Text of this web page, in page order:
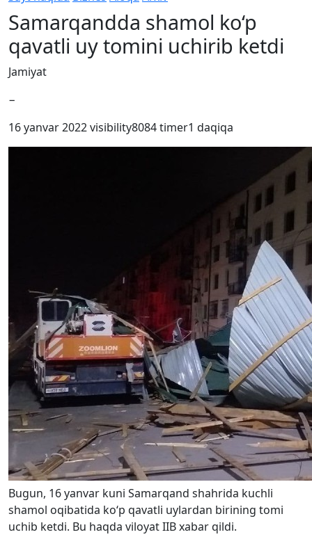
Samarqandda shamol ko‘p
qavatli uy tomini uchirib ketdi
Jamiyat
−
16 yanvar 2022visibility8084timer1 daqiqa
Bugun, 16 yanvar kuni Samarqand shahrida kuchli
shamol oqibatida ko‘p qavatli uylardan birining tomi
uchib ketdi. Bu haqda viloyat IIB xabar qildi.